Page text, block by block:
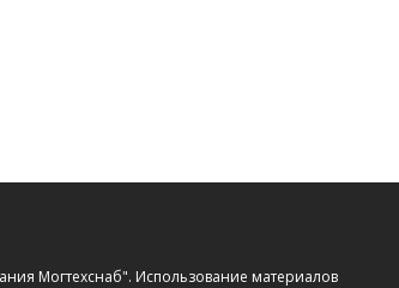
Могтехснаб". Использование материалов